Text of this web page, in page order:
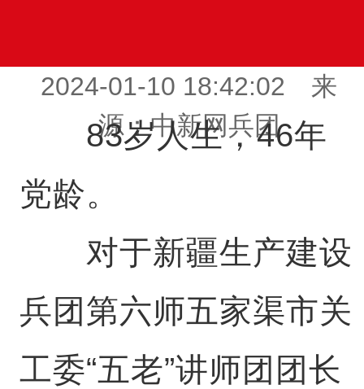
2024-01-10 18:42:02 来
源：中新网兵团
83岁人生，46年
党龄。
对于新疆生产建设
兵团第六师五家渠市关
工委“五老”讲师团团长